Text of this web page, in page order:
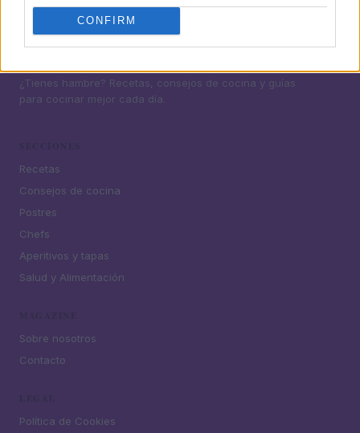
CONFIRM
¿Tienes hambre? Recetas, consejos de cocina y guías
para cocinar mejor cada día.
Recetas
Consejos de cocina
Postres
Chefs
Aperitivos y tapas
Salud y Alimentación
Sobre nosotros
Contacto
Política de Cookies